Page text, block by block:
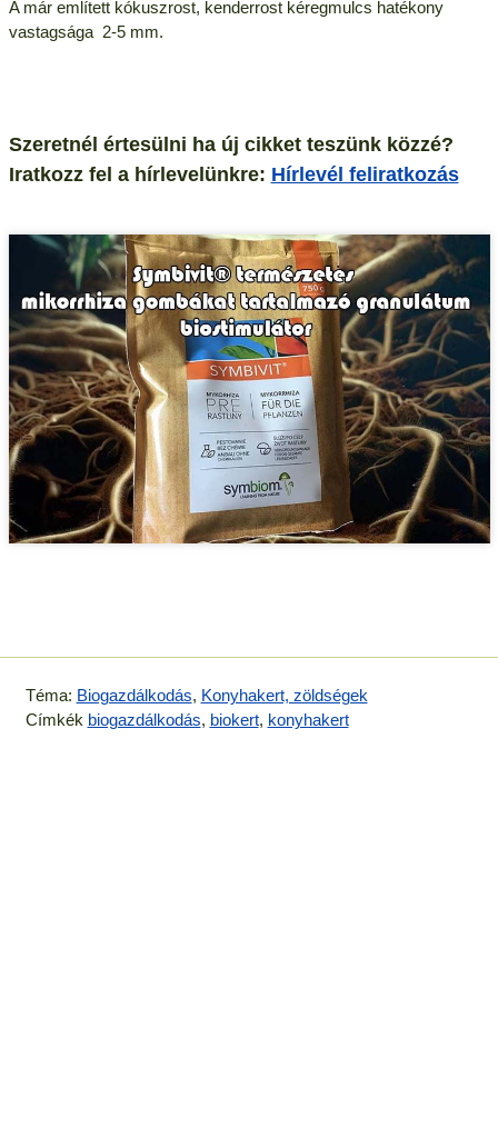
A már említett kókuszrost, kenderrost kéregmulcs hatékony
vastagsága 2-5 mm.
Szeretnél értesülni ha új cikket teszünk közzé?
Iratkozz fel a hírlevelünkre: Hírlevél feliratkozás
Téma: Biogazdálkodás, Konyhakert, zöldségek
Címkék biogazdálkodás, biokert, konyhakert